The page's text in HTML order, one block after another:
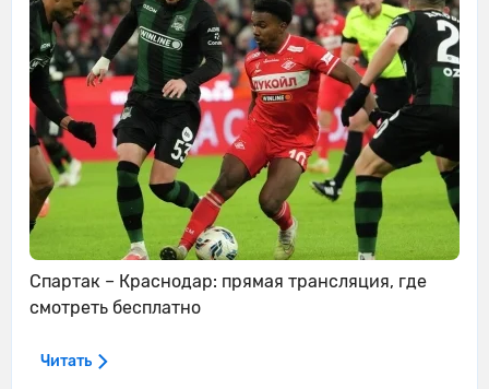
Спартак – Краснодар: прямая трансляция, где
смотреть бесплатно
Читать